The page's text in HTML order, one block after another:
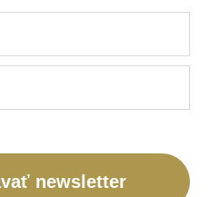
newsletter